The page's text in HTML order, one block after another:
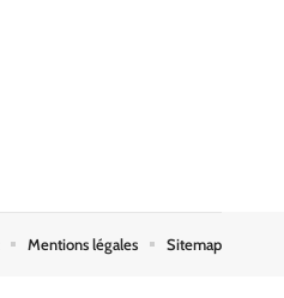
Mentions légales Sitemap